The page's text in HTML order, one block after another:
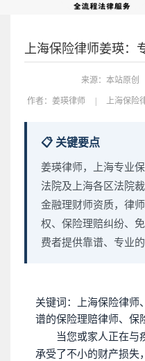
上海保险律师姜瑛：
来源：本站原创
作者： 姜瑛律师 | 上海保险
📋 关键要点
姜瑛律师，上海专业
法院及上海各区法院
金融理财师资质，律
权、保险理赔纠纷、
费者提供靠谱、专业
关键词：上海保险律师
谱的保险理赔律师、保
当您或家人正在与
承受了不小的财产损失